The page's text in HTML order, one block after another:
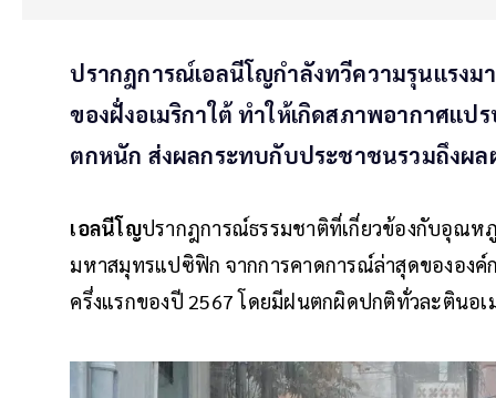
ปรากฎการณ์เอลนีโญกำลังทวีความรุนแรง
ของฝั่งอเมริกาใต้ ทำให้เกิดสภาพอากาศแ
ตกหนัก ส่งผลกระทบกับประชาชนรวมถึงผล
เอลนีโญปรากฎการณ์ธรรมชาติที่เกี่ยวข้องกับอุณ
มหาสมุทรแปซิฟิก จากการคาดการณ์ล่าสุดขององ
ครึ่งแรกของปี 2567 โดยมีฝนตกผิดปกติทั่วละตินอ